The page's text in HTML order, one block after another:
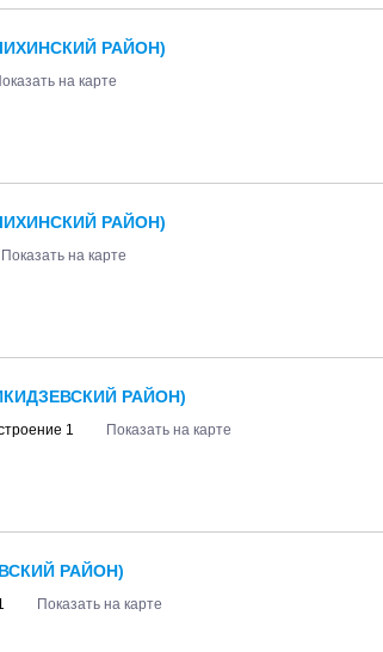
РАЙОН)
на карте
РАЙОН)
Показать на карте
РАЙОН)
1
Показать на карте
РАЙОН)
Показать на карте